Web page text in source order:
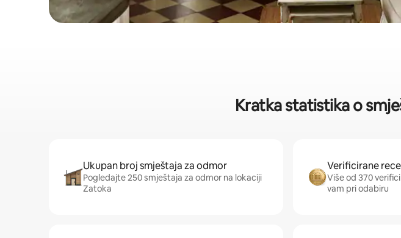
Kratka statistika o
Ukupan broj smještaja za odmor
Pogledajte 250 smještaja za odmor na lokaciji
Zatoka
Verificirane
Više od 370
vam pri odabiru